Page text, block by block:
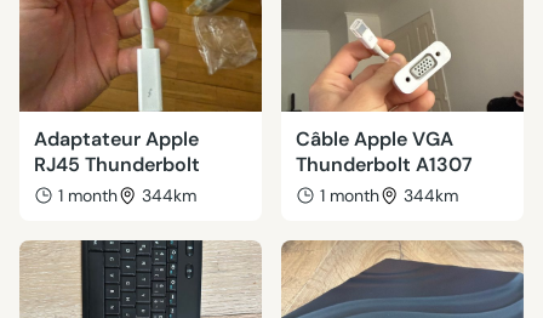
Adaptateur Apple
RJ45 Thunderbolt
1 month 344km
Câble Apple VGA
Thunderbolt A1307
1 month 344km